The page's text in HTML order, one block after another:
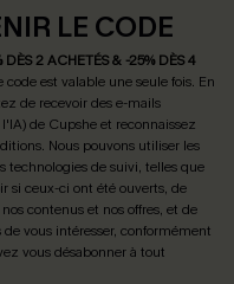
LE CODE
DÈS 2 ACHETÉS & -25% DÈS 4
est valable une seule fois. En
de recevoir des e-mails
de Cupshe et reconnaissez
. Nous pouvons utiliser les
technologies de suivi, telles que
si ceux-ci ont été ouverts, de
contenus et nos offres, et de
vous intéresser, conformément
vous désabonner à tout